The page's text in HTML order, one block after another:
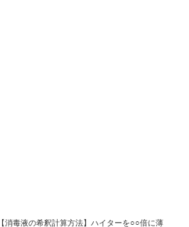
【消毒液の希釈計算方法】ハイターを○○倍に薄